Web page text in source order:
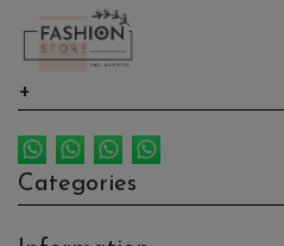
Link 1
Link 2
Categories